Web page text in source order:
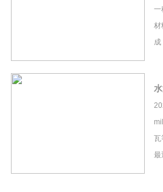
一
材
成
瓦
最